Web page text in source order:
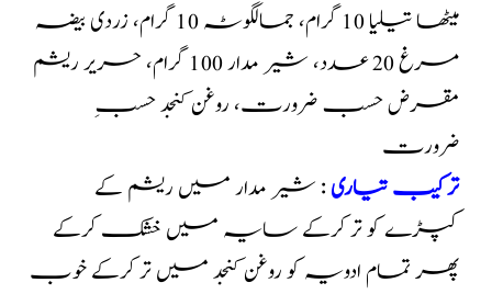
میٹھا تیلیا 10 گرام، جمالگوٹہ 10 گرام، زردی بیضہ
مرغ 20 عدد، شیر مدار 100 گرام، حریر ریشم
مقرض حسب ضرورت، روغن کنجد حسبِ
ضرورت
ترکیب تیاری: شیر مدار میں ریشم کے
کپڑے کو تر کرکے سایہ میں خشک کرکے
پھر تمام ادویہ کو روغن کنجد میں تر کرکے خوب